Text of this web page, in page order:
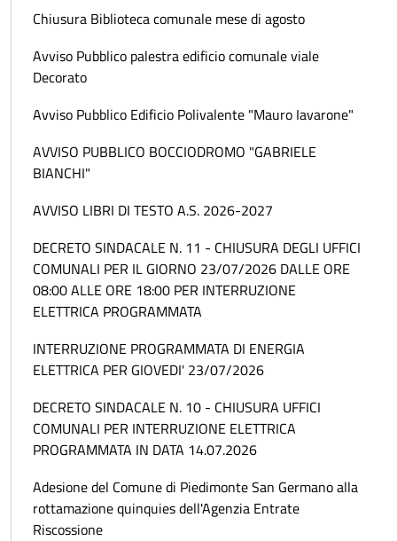
Chiusura Biblioteca comunale mese di agosto
Avviso Pubblico palestra edificio comunale viale
Decorato
Avviso Pubblico Edificio Polivalente "Mauro Iavarone"
AVVISO PUBBLICO BOCCIODROMO "GABRIELE
BIANCHI"
AVVISO LIBRI DI TESTO A.S. 2026-2027
DECRETO SINDACALE N. 11 - CHIUSURA DEGLI UFFICI
COMUNALI PER IL GIORNO 23/07/2026 DALLE ORE
08:00 ALLE ORE 18:00 PER INTERRUZIONE
ELETTRICA PROGRAMMATA
INTERRUZIONE PROGRAMMATA DI ENERGIA
ELETTRICA PER GIOVEDI' 23/07/2026
DECRETO SINDACALE N. 10 - CHIUSURA UFFICI
COMUNALI PER INTERRUZIONE ELETTRICA
PROGRAMMATA IN DATA 14.07.2026
Adesione del Comune di Piedimonte San Germano alla
rottamazione quinquies dell'Agenzia Entrate
Riscossione